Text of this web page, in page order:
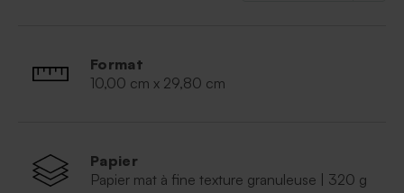
Format
10,00 cm x 29,80 cm
Papier
Papier mat à fine texture granuleuse | 320 g